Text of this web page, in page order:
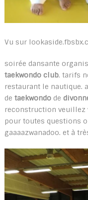
Vu sur
soirée dansante
taekwondo club. tarifs
restaurant le nautique.
de taekwondode
reconstruction veuillez
pour toutes questions
gaaaazwanadoo. et à